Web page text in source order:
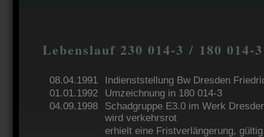
Lebenslauf 230 014-3 / 180 014-3
08.04.1991
Indienststellung Bw Dresden
01.01.1992
Umzeichnung in 180 014-3
04.09.1998
Schadgruppe E3.0 im Werk
wird verkehrsrot
erhielt eine Fristverlängerung,